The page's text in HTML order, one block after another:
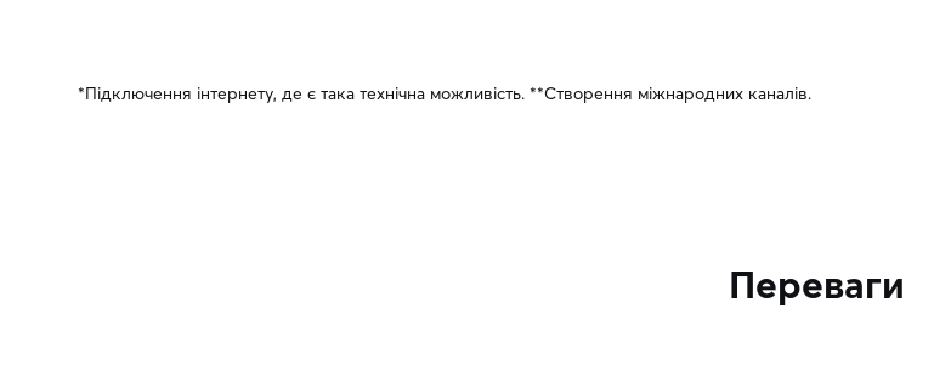
*Підключення інтернету, де є така технічна можливість. **Створення міжнародних каналів.
Переваги